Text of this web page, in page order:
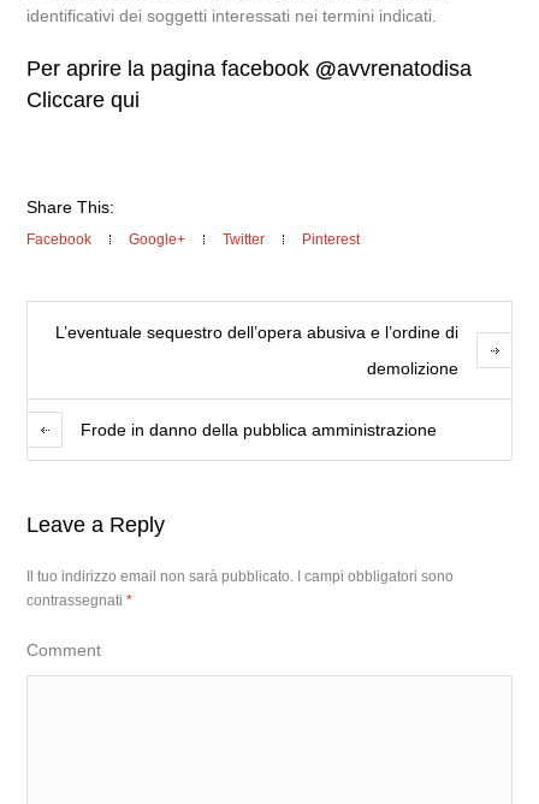
identificativi dei soggetti interessati nei termini indicati.
Per aprire la pagina facebook @avvrenatodisa
Cliccare qui
Share This:
Facebook Google+ Twitter Pinterest
L’eventuale sequestro dell’opera abusiva e l’ordine di
demolizione
Frode in danno della pubblica amministrazione
Leave a Reply
Il tuo indirizzo email non sarà pubblicato.
I campi obbligatori sono
contrassegnati*
Comment